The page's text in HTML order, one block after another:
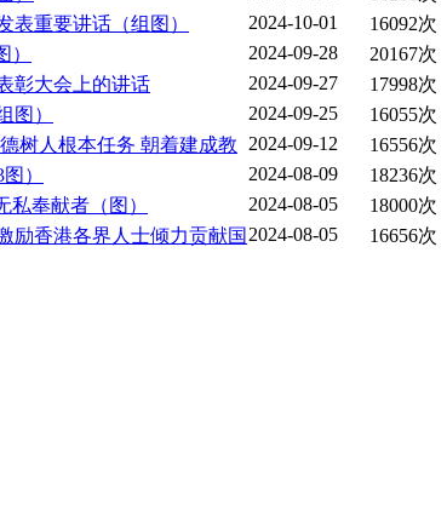
表重要讲话（组图）
2024-10-01
16092次
2024-09-28
20167次
彰大会上的讲话
2024-09-27
17998次
图）
2024-09-25
16055次
树人根本任务 朝着建成教
2024-09-12
16556次
）
2024-08-09
18236次
奉献者（图）
2024-08-05
18000次
香港各界人士倾力贡献国 2024-08-05 16656次